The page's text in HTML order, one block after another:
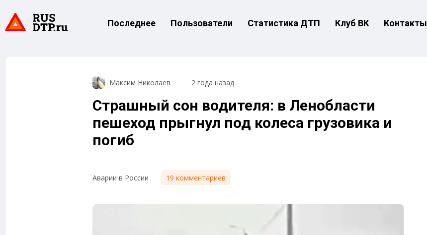
Последнее Пользователи Статистика ДТП Клуб ВК Контакты
Максим Николаев 2 года назад
Страшный сон водителя: в Ленобласти
пешеход прыгнул под колеса грузовика и
погиб
Аварии в России 19 комментариев